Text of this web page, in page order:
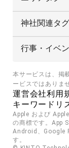
神社関連タグ
行事・イベ
本サービスは、掲
ービスではありま
運営会社利用
キーワードリ
Apple および
の商標です。App
Android、Google
す。